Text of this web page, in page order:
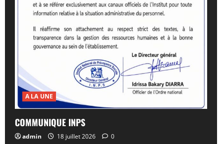
A LA UNE
COMMUNIQUE INPS
admin 18 juillet 2026 0